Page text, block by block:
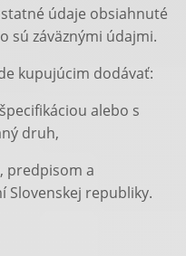
údaje obsiahnuté
sú záväznými údajmi.
kupujúcim dodávať:
alebo s
druh,
predpisom a
Slovenskej republiky.